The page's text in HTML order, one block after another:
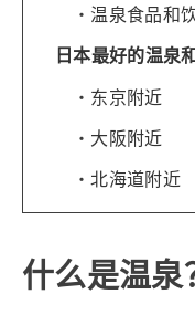
温泉食品和
日本最好的温泉
东京附近
大阪附近
北海道附近
什么是温泉